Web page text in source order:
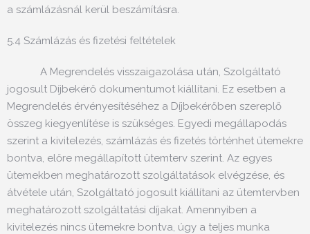
a számlázásnál kerül beszámításra.
5.4 Számlázás és fizetési feltételek
A Megrendelés visszaigazolása után, Szolgáltató
jogosult Díjbekérő dokumentumot kiállítani. Ez esetben a
Megrendelés érvényesítéséhez a Díjbekérőben szereplő
összeg kiegyenlítése is szükséges. Egyedi megállapodás
szerint a kivitelezés, számlázás és fizetés történhet ütemekre
bontva, előre megállapított ütemterv szerint. Az egyes
ütemekben meghatározott szolgáltatások elvégzése, és
átvétele után, Szolgáltató jogosult kiállítani az ütemtervben
meghatározott szolgáltatási díjakat. Amennyiben a
kivitelezés nincs ütemekre bontva, úgy a teljes munka